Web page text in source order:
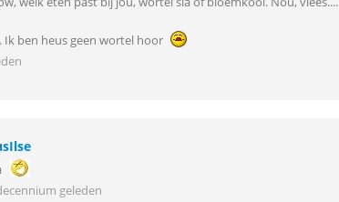
Ik ben heus geen wortel hoor
geleden